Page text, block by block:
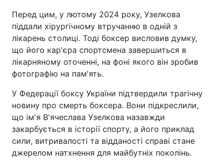
Перед цим, у лютому 2024 року, Узелкова
піддали хірургічному втручанню в одній з
лікарень столиці. Тоді боксер висловив думку,
що його кар'єра спортсмена завершиться в
лікарняному оточенні, на фоні якого він зробив
фотографію на пам'ять.
У Федерації боксу України підтвердили трагічну
новину про смерть боксера. Вони підкреслили,
що ім'я В'ячеслава Узелкова назавжди
закарбується в історії спорту, а його приклад
сили, витривалості та відданості справі стане
джерелом натхнення для майбутніх поколінь.